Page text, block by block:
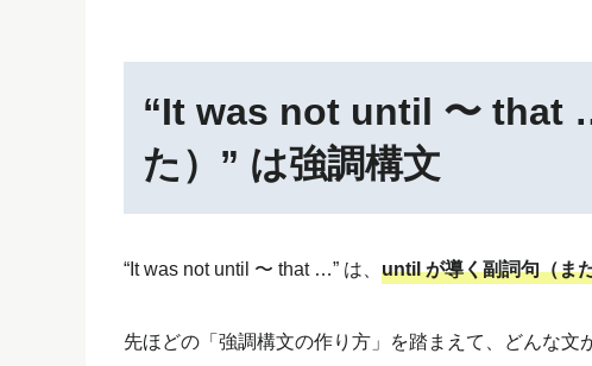
“It was not until 〜 that
た）” は強調構文
“It was not until 〜 that …” は、 until が導く副詞句（ま
先ほどの「強調構文の作り方」を踏まえて、どんな文